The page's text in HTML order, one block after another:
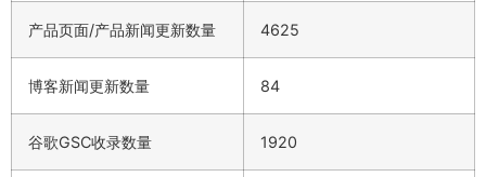
产品页面/产品新闻更新数量 4625
博客新闻更新数量 84
谷歌GSC收录数量 1920